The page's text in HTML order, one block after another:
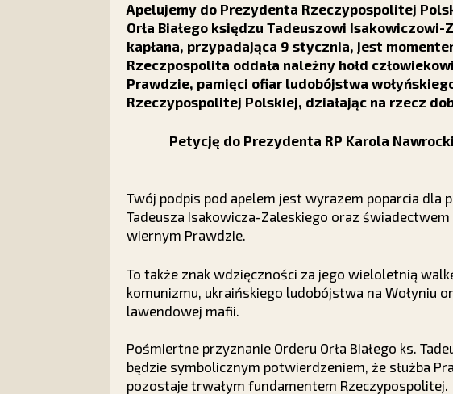
Apelujemy do Prezydenta Rzeczypospolitej
Orła Białego księdzu Tadeuszowi
kapłana, przypadająca 9 stycznia, jest
Rzeczpospolita oddała należny hołd
Prawdzie, pamięci ofiar ludobójstwa
Rzeczypospolitej Polskiej, działając na rzecz
Petycję do Prezydenta RP Karola
Twój podpis pod apelem jest wyrazem poparcia dla
Tadeusza Isakowicza-Zaleskiego oraz świadectwem
wiernym Prawdzie.
To także znak wdzięczności za jego wieloletnią
komunizmu, ukraińskiego ludobójstwa na Wołyniu
lawendowej mafii.
Pośmiertne przyznanie Orderu Orła Białego ks.
będzie symbolicznym potwierdzeniem, że służba
pozostaje trwałym fundamentem Rzeczypospolitej.